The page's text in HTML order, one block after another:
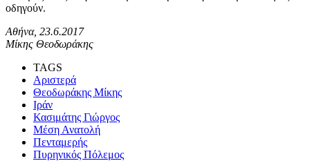
οδηγούν.
Αθήνα, 23.6.2017
Μίκης Θεοδωράκης
TAGS
Αριστερά
Θεοδωράκης Μίκης
Ιράν
Κασιμάτης Γιώργος
Μέση Ανατολή
Πενταμερής
Πυρηνικός Πόλεμος